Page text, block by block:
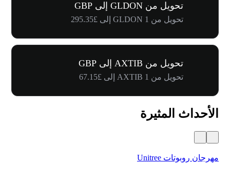
تحويل من GLDON إلى GBP
تحويل من 1 GLDON إلى £295.35
تحويل من AXTIB إلى GBP
تحويل من 1 AXTIB إلى £67.15
الأحداث المثيرة
مهرجان روبوتات Unitree